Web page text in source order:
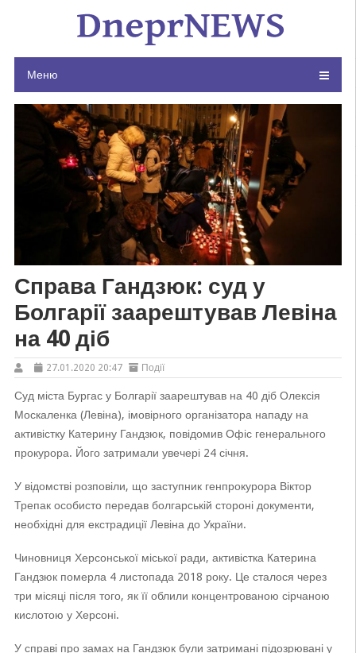
Меню
Справа Гандзюк: суд у
Болгарії заарештував Левіна
на 40 діб
27.01.2020 20:47 Події
Суд міста Бургас у Болгарії заарештував на 40 діб Олексія
Москаленка (Левіна), імовірного організатора нападу на
активістку Катерину Гандзюк, повідомив Офіс генерального
прокурора. Його затримали увечері 24 січня.
У відомстві розповіли, що заступник генпрокурора Віктор
Трепак особисто передав болгарській стороні документи,
необхідні для екстрадиції Левіна до України.
Чиновниця Херсонської міської ради, активістка Катерина
Гандзюк померла 4 листопада 2018 року. Це сталося через
три місяці після того, як її облили концентрованою сірчаною
кислотою у Херсоні.
У справі про замах на Гандзюк були затримані підозрювані у